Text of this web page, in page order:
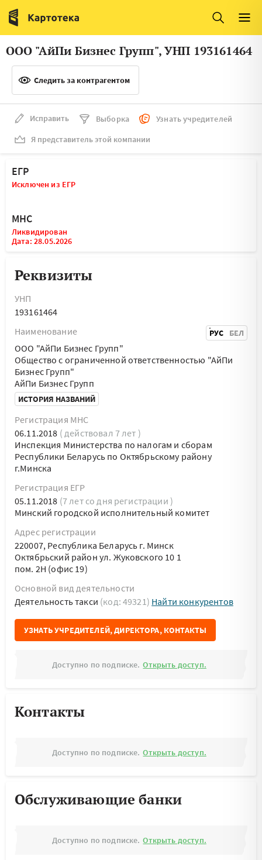
Италия
Люксембург
Литва
Нидерланды
ООО "АйПи Бизнес Групп", УНП 193161464
Следить за контрагентом
Исправить Выборка
Узнать учредителей
Я представитель этой компании
ЕГР
Исключен из ЕГР
МНС
Ликвидирован
Дата: 28.05.2026
Реквизиты
УНП
193161464
Наименование
РУС БЕЛ
ООО "АйПи Бизнес Групп"
Общество с ограниченной ответственностью "АйПи
Бизнес Групп"
АйПи Бизнес Групп
ИСТОРИЯ НАЗВАНИЙ
Регистрация МНС
06.11.2018 ( действовал 7 лет )
Инспекция Министерства по налогам и сборам
Республики Беларусь по Октябрьскому району
г.Минска
Регистрация ЕГР
05.11.2018 (7 лет со дня регистрации )
Минский городской исполнительный комитет
Адрес регистрации
220007, Республика Беларусь г. Минск
Октябрьский район ул. Жуковского 10 1
пом. 2Н (офис 19)
Основной вид деятельности
Деятельность такси (код: 49321) Найти конкурентов
УЗНАТЬ УЧРЕДИТЕЛЕЙ, ДИРЕКТОРА, КОНТАКТЫ
Доступно по подписке. Открыть доступ.
Контакты
Доступно по подписке. Открыть доступ.
Обслуживающие банки
Доступно по подписке. Открыть доступ.